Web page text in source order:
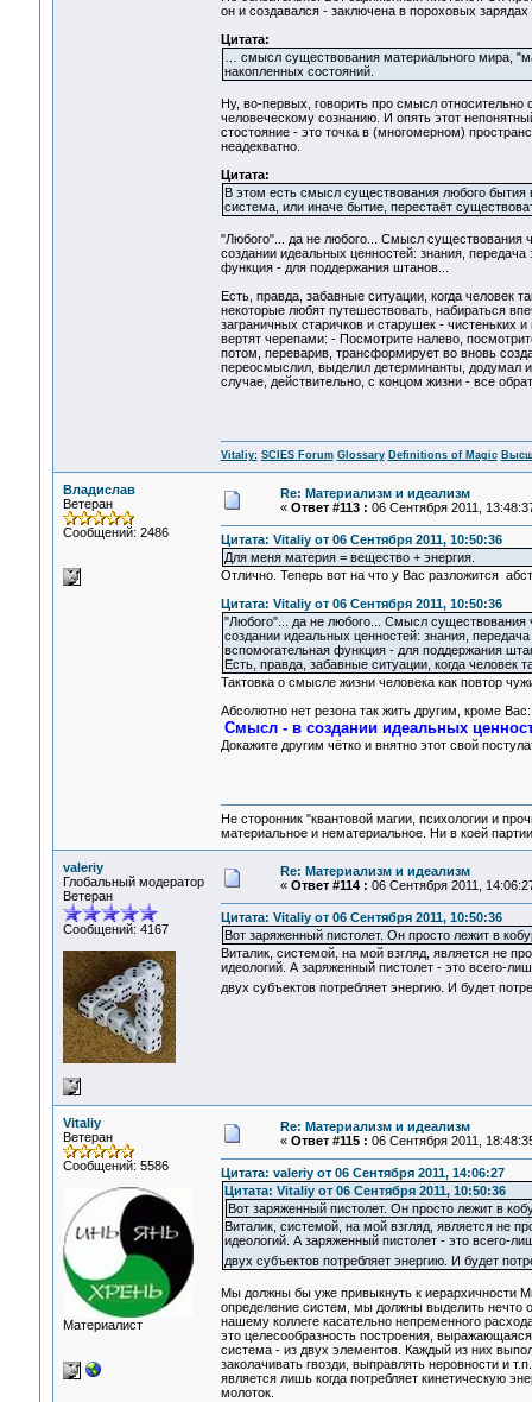
он и создавался - заключена в пороховых зарядах
Цитата:
… смысл существования материального мира,
накопленных состояний.
Ну, во-первых, говорить про смысл
человеческому сознанию. И опять этот
стостояние - это точка в (многомерном)
неадекватно.
Цитата:
В этом есть смысл существования любого бытия
система, или иначе бытие, перестаёт
"Любого"... да не любого... Смысл существования
создании идеальных ценностей: знания,
функция - для поддержания штанов...
Есть, правда, забавные ситуации, когда человек
некоторые любят путешествовать, набираться
заграничных старичков и старушек - чистеньких
вертят черепами: - Посмотрите налево,
потом, переварив, трансформирует во вновь
переосмыслил, выделил детерминанты, додумал
случае, действительно, с концом жизни - все
Vitaliy: SCIES Forum Glossary Definitions of Magic
Владислав
Ветеран
Сообщений: 2486
Re: Материализм и идеализм
« Ответ #113 : 06 Сентября 2011,
Цитата: Vitaliy от 06 Сентября 2011, 10:50:36
Для меня материя = вещество + энергия.
Отлично. Теперь вот на что у Вас разложится
Цитата: Vitaliy от 06 Сентября 2011, 10:50:36
"Любого"... да не любого... Смысл существования
создании идеальных ценностей: знания,
вспомогательная функция - для поддержания
Есть, правда, забавные ситуации, когда человек
Тактовка о смысле жизни человека как повтор
Абсолютно нет резона так жить другим, кроме Вас:
Смысл - в создании идеальных
Докажите другим чётко и внятно этот свой
Не сторонник "квантовой магии, психологии и
материальное и нематериальное. Ни в коей
valeriy
Глобальный модератор
Ветеран
Сообщений: 4167
Re: Материализм и идеализм
« Ответ #114 : 06 Сентября 2011,
Цитата: Vitaliy от 06 Сентября 2011, 10:50:36
Вот заряженный пистолет. Он просто лежит в
Виталик, системой, на мой взгляд, является не
идеологий. А заряженный пистолет - это всего-
двух субъектов потребляет энергию. И будет
Vitaliy
Ветеран
Сообщений: 5586
Материалист
Re: Материализм и идеализм
« Ответ #115 : 06 Сентября 2011,
Цитата: valeriy от 06 Сентября 2011, 14:06:27
Цитата: Vitaliy от 06 Сентября 2011, 10:50:36
Вот заряженный пистолет. Он просто лежит в
Виталик, системой, на мой взгляд, является не
идеологий. А заряженный пистолет - это всего-
двух субъектов потребляет энергию. И будет
Мы должны бы уже привыкнуть к иерархичности
определение систем, мы должны выделить нечто
нашему коллеге касательно непременного
это целесообразность построения,
система - из двух элементов. Каждый из них
заколачивать гвозди, выправлять неровности и
является лишь когда потребляет кинетическую
молоток.